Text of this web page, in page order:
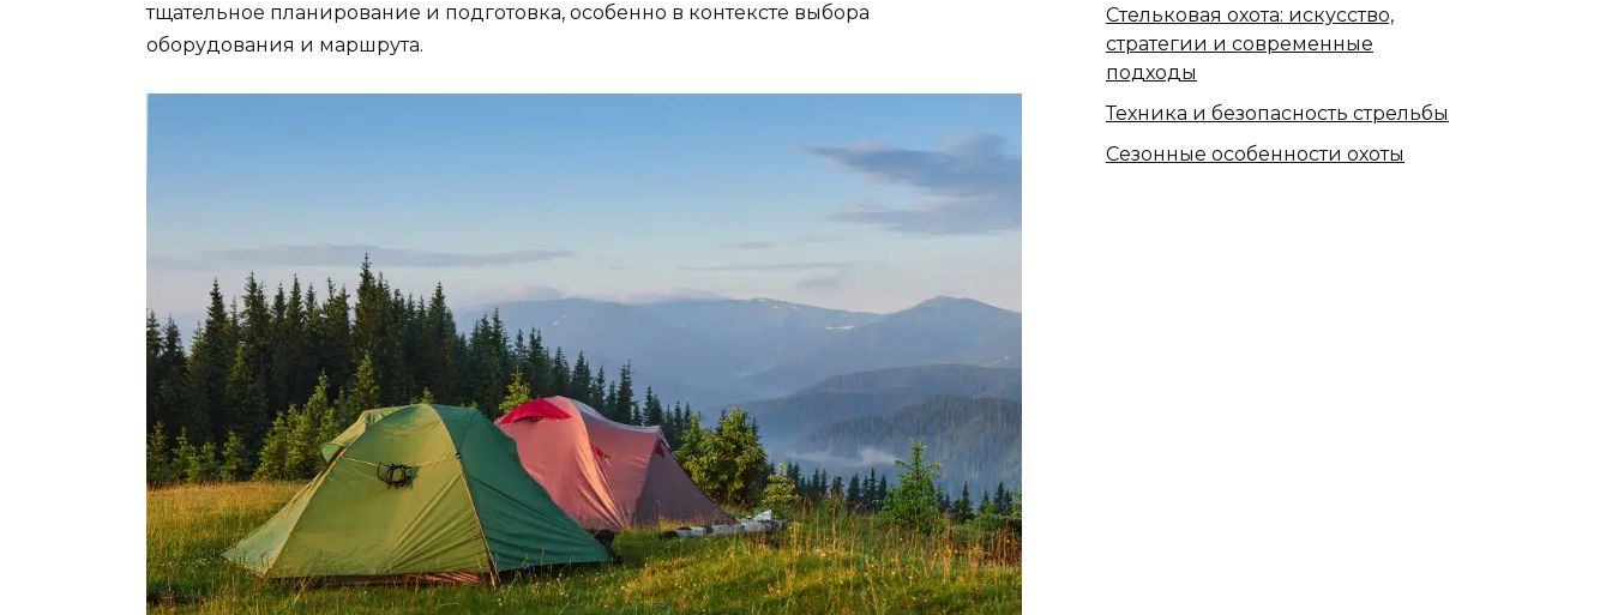
тщательное планирование и подготовка, особенно в контексте выбора
оборудования и маршрута.
Стельковая охота: искусство,
стратегии и современные
подходы
Техника и безопасность стрельбы
Сезонные особенности охоты